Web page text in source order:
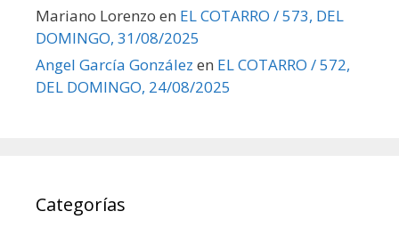
Mariano Lorenzo en EL COTARRO / 573, DEL
DOMINGO, 31/08/2025
Angel García González en EL COTARRO / 572,
DEL DOMINGO, 24/08/2025
Categorías